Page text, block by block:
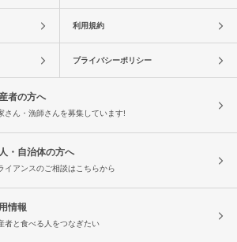
利用規約
プライバシーポリシー
者の方へ
さん・漁師さんを募集しています!
・自治体の方へ
イアンスのご相談はこちらから
情報
者と食べる人をつなぎたい